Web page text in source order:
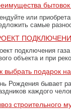
или
самые
подключения
объекта и при
выбрать подарок
Рождения бывает
каждого
строительного